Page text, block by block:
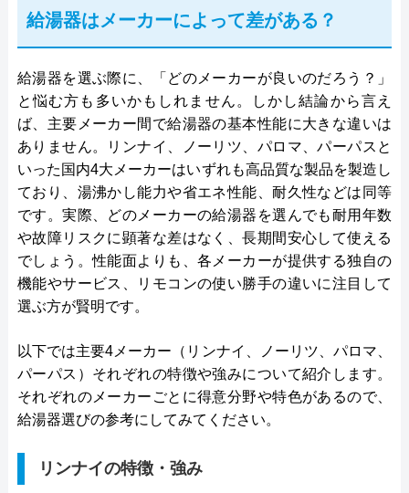
給湯器はメーカーによって差がある？
給湯器を選ぶ際に、「どのメーカーが良いのだろう？」
と悩む方も多いかもしれません。しかし結論から言え
ば、主要メーカー間で給湯器の基本性能に大きな違いは
ありません。リンナイ、ノーリツ、パロマ、パーパスと
いった国内4大メーカーはいずれも高品質な製品を製造し
ており、湯沸かし能力や省エネ性能、耐久性などは同等
です。実際、どのメーカーの給湯器を選んでも耐用年数
や故障リスクに顕著な差はなく、長期間安心して使える
でしょう。性能面よりも、各メーカーが提供する独自の
機能やサービス、リモコンの使い勝手の違いに注目して
選ぶ方が賢明です。
以下では主要4メーカー（リンナイ、ノーリツ、パロマ、
パーパス）それぞれの特徴や強みについて紹介します。
それぞれのメーカーごとに得意分野や特色があるので、
給湯器選びの参考にしてみてください。
リンナイの特徴・強み